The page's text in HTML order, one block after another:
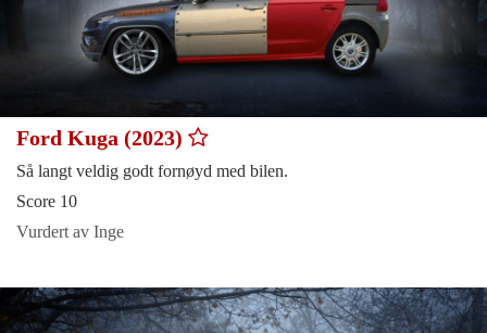
Ford Kuga (2023)
Så langt veldig godt fornøyd med bilen.
Score 10
Vurdert av Inge